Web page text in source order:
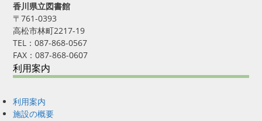
香川県立図書館
〒761-0393
高松市林町2217-19
TEL：087-868-0567
FAX：087-868-0607
利用案内
利用案内
施設の概要